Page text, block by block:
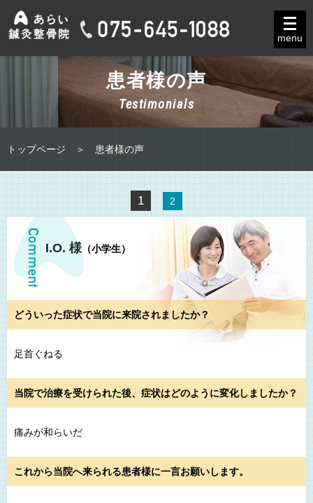
menu
患者様の声
Testimonials
トップページ 患者様の声
1 2
I.O. 様 （小学生）
どういった症状で当院に来院されましたか？
足首ぐねる
当院で治療を受けられた後、症状はどのように変化しましたか？
痛みが和らいだ
これから当院へ来られる患者様に一言お願いします。